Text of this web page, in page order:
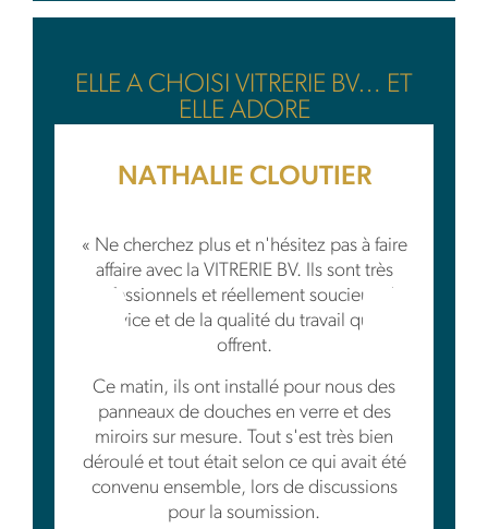
ELLE A CHOISI VITRERIE BV… ET
ELLE ADORE
NATHALIE CLOUTIER
« Ne cherchez plus et n'hésitez pas à faire
affaire avec la VITRERIE BV. Ils sont très
professionnels et réellement soucieux du
service et de la qualité du travail qu'ils
offrent.
Ce matin, ils ont installé pour nous des
panneaux de douches en verre et des
miroirs sur mesure. Tout s'est très bien
déroulé et tout était selon ce qui avait été
convenu ensemble, lors de discussions
pour la soumission.